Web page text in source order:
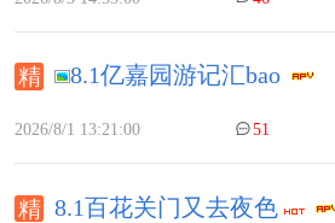
8.1亿嘉园游记汇bao
2026/8/1 13:21:00 51
8.1百花关门又去夜色